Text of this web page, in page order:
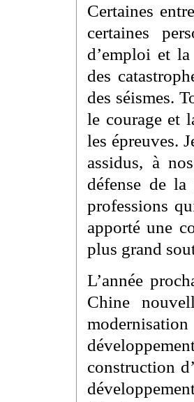
Certaines
certaines
d’emploi et
des
des séismes.
le courage et
les épreuves.
assidus, à
défense de
professions
apporté une
plus grand
L’année
Chine
construction